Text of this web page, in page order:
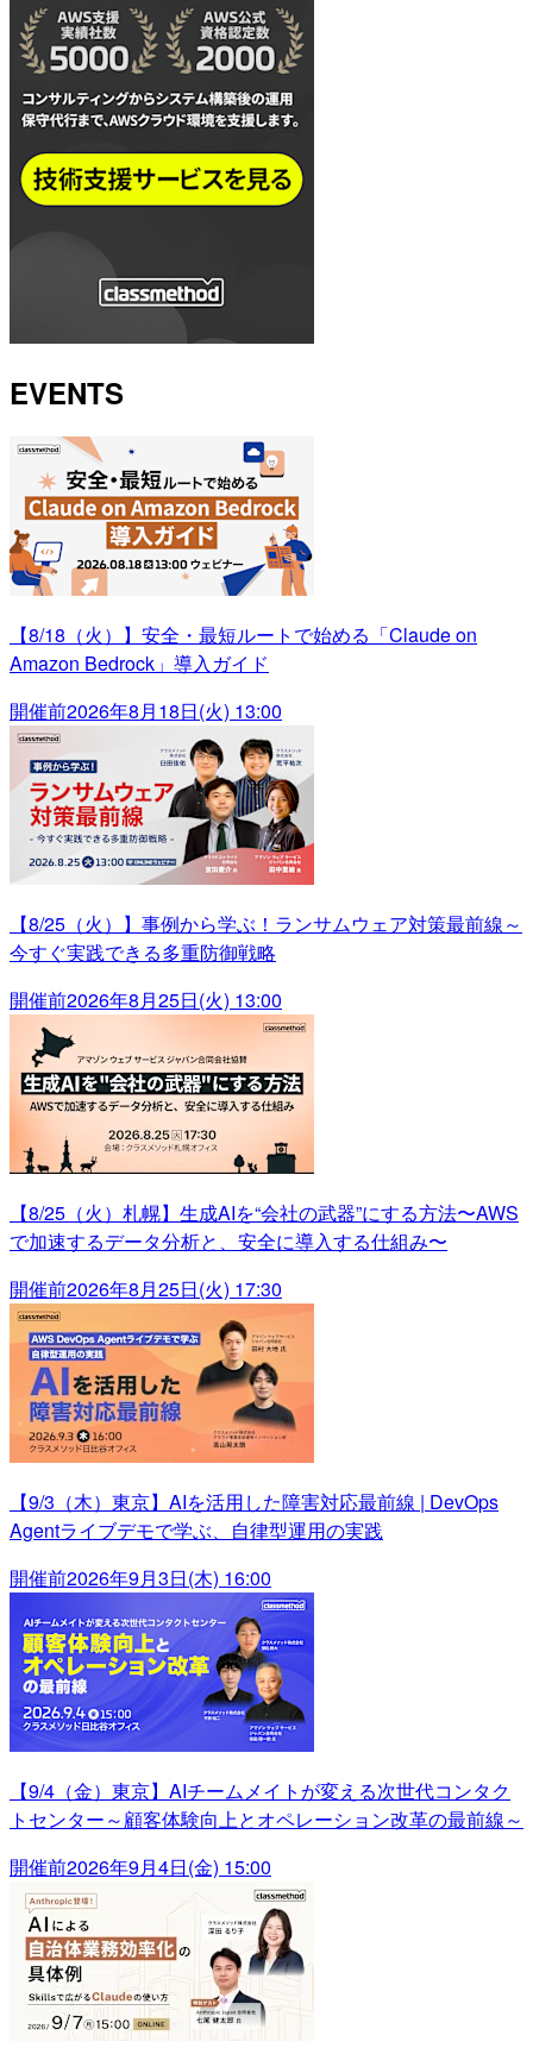
EVENTS
【8/18（火）】安全・最短ルートで始める「Claude on
Amazon Bedrock」導入ガイド
開催前2026年8月18日(火) 13:00
【8/25（火）】事例から学ぶ！ランサムウェア対策最前線～
今すぐ実践できる多重防御戦略
開催前2026年8月25日(火) 13:00
【8/25（火）札幌】生成AIを“会社の武器”にする方法〜AWS
で加速するデータ分析と、安全に導入する仕組み〜
開催前2026年8月25日(火) 17:30
【9/3（木）東京】AIを活用した障害対応最前線 | DevOps
Agentライブデモで学ぶ、自律型運用の実践
開催前2026年9月3日(木) 16:00
【9/4（金）東京】AIチームメイトが変える次世代コンタク
トセンター～顧客体験向上とオペレーション改革の最前線～
開催前2026年9月4日(金) 15:00